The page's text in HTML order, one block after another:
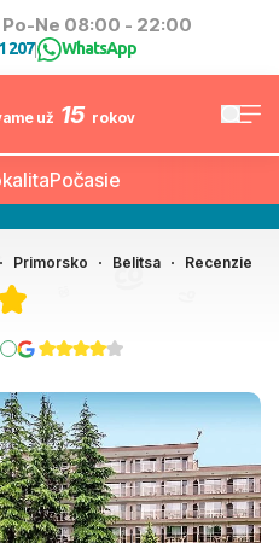
Po-Ne 08:00 - 22:00
207| WhatsApp
už 15 rokov
Počasie
Primorsko Belitsa Recenzie